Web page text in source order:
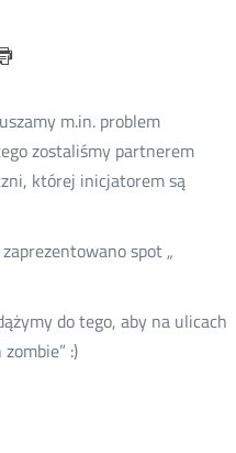
m.in. problem
zostaliśmy partnerem
której inicjatorem są
spot „
do tego, aby na ulicach
:)